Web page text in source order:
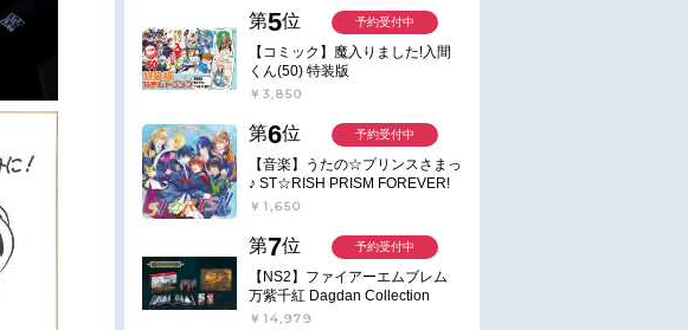
第5位
【コミック】魔入りました!入間
くん(50) 特装版
￥3,850
予約受付中
第6位
【音楽】うたの☆プリンスさまっ
♪ ST☆RISH PRISM FOREVER!
￥1,650
予約受付中
第7位
【NS2】ファイアーエムブレム
万紫千紅 Dagdan Collection
￥14,979
予約受付中